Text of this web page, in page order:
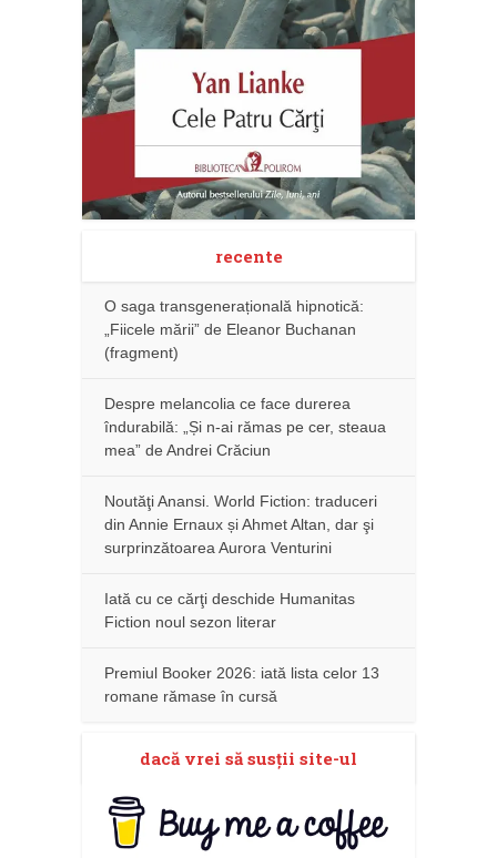
recente
O saga transgenerațională hipnotică:
„Fiicele mării” de Eleanor Buchanan
(fragment)
Despre melancolia ce face durerea
îndurabilă: „Și n-ai rămas pe cer, steaua
mea” de Andrei Crăciun
Noutăţi Anansi. World Fiction: traduceri
din Annie Ernaux și Ahmet Altan, dar şi
surprinzătoarea Aurora Venturini
Iată cu ce cărţi deschide Humanitas
Fiction noul sezon literar
Premiul Booker 2026: iată lista celor 13
romane rămase în cursă
dacă vrei să susţii site-ul